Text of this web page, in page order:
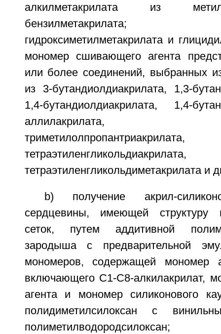
алкилметакрилата из
бензилметакрилата;
гидроксиметилметакрилата и
мономер сшивающего агента
или более соединений, выбранных
из 3-бутандиолдиакрилата, 1,3-
1,4-бутандиолдиакрилата, 1,4-
аллилакрилата,
триметилолпропантриакрилата,
тетраэтиленгликольдиакрилата,
тетраэтиленгликольдиметакрилата и
b) получение акрил-
сердцевины, имеющей структуру
сеток, путем аддитивной
зародыша с предварительной
мономеров, содержащей мономер
включающего С1-С8-алкилакрилат,
агента и мономер силиконового
полидиметилсилоксан с
полиметилводородсилоксан;